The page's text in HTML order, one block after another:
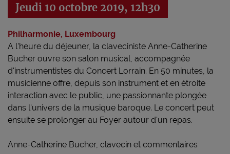
Jeudi 10 octobre 2019, 12h30
Philharmonie, Luxembourg
A l'heure du déjeuner, la claveciniste Anne-Catherine
Bucher ouvre son salon musical, accompagnée
d'instrumentistes du Concert Lorrain. En 50 minutes, la
musicienne offre, depuis son instrument et en étroite
interaction avec le public, une passionnante plongée
dans l'univers de la musique baroque. Le concert peut
ensuite se prolonger au Foyer autour d'un repas.
Anne-Catherine Bucher, clavecin et commentaires